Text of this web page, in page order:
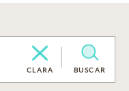
CLARA BUSCAR